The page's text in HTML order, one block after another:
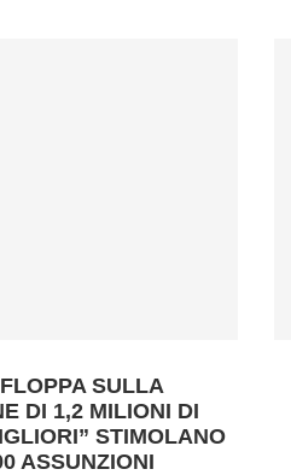
SULLA
DI 1,2 MILIONI DI
STIMOLANO
ASSUNZIONI